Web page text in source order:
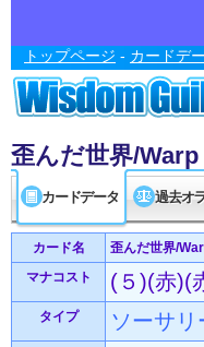
トップページ - カードデ
歪んだ世界/
カードデータ 過去オ
カード名 歪んだ世界/
マナコスト
(５)(赤)(
タイプ ソーサリ